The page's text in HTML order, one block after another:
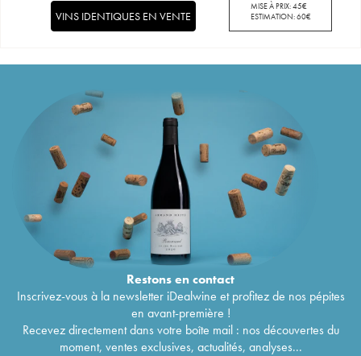
MISE À PRIX:45€
ESTIMATION:60€
VINS IDENTIQUES EN VENTE
Restons encontact
Inscrivez-vous à la newsletter iDealwine et profitez de nos pépites
en avant-première !
Recevez directement dans votre boîte mail : nos découvertes du
moment, ventes exclusives, actualités, analyses...